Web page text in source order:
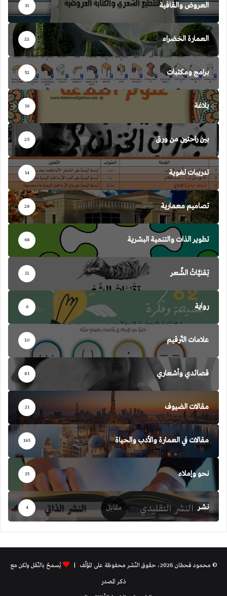
العروض والقافية 31
العمارة الخضراء 22
برامج ومكتبات 52
بلاغة 16
بين راحتين من ورق 25
تدريبات لغوية 14
تصاميم معمارية 28
تطوير الذات والتنمية البشرية 68
تِقنيَّاتُ الشِّعر 11
رواية 6
علامات التّرقيم 10
قصائدي وأشعاري 81
مقالات الضيوف 21
مقالات في العمارة والأدب والحياة 165
نحو وإملاء 35
نشر 4
© محمود قحطان 2026، حقوق النّشر محفوظة على المؤلّف |
يُسمحُ بالنّقل ولكن مع
ذكر المصدر